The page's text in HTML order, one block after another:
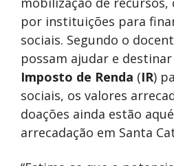
por instituições para
sociais. Segundo o
possam ajudar e
Imposto de Renda (IR)
sociais, os valores
doações ainda estão
arrecadação em Santa